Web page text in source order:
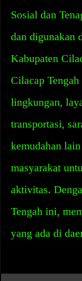
Sosial dan
dan digunakan
Kabupaten
Cilacap
lingkungan,
transportasi,
kemudahan
masyarakat
aktivitas.
Tengah ini,
yang ada di